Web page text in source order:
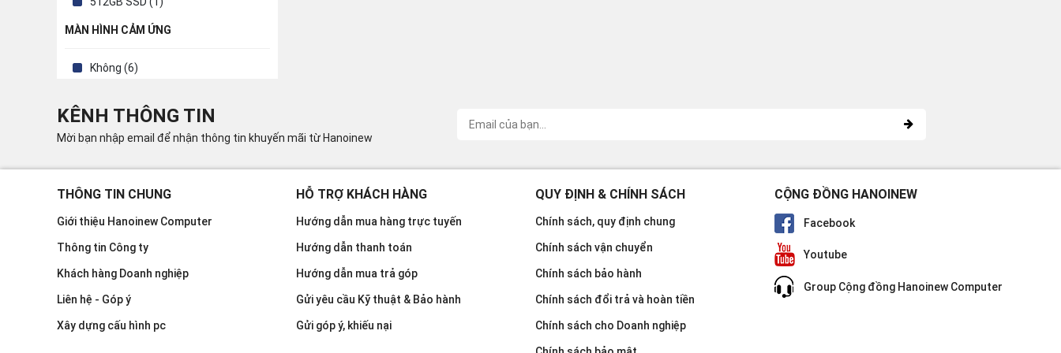
MÀN HÌNH CẢM ỨNG
Không (6)
KÊNH THÔNG TIN
Mời bạn nhập email để nhận thông tin khuyến mãi từ Hanoinew
THÔNG TIN CHUNG
Giới thiệu Hanoinew Computer
Thông tin Công ty
Khách hàng Doanh nghiệp
Liên hệ - Góp ý
Xây dựng cấu hình pc
HỖ TRỢ KHÁCH HÀNG
Hướng dẫn mua hàng trực tuyến
Hướng dẫn thanh toán
Hướng dẫn mua trả góp
Gửi yêu cầu Kỹ thuật & Bảo hành
Gửi góp ý, khiếu nại
QUY ĐỊNH & CHÍNH SÁCH
Chính sách, quy định chung
Chính sách vận chuyển
Chính sách bảo hành
Chính sách đổi trả và hoàn tiền
Chính sách cho Doanh nghiệp
CỘNG ĐỒNG HANOINEW
Facebook
Youtube
Group Cộng đồng Hanoinew Computer